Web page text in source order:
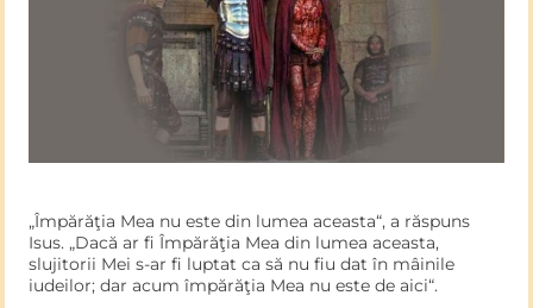
„Împărăţia Mea nu este din lumea aceasta“, a răspuns
Isus. „Dacă ar fi Împărăţia Mea din lumea aceasta,
slujitorii Mei s-ar fi luptat ca să nu fiu dat în mâinile
iudeilor; dar acum împărăţia Mea nu este de aici“.